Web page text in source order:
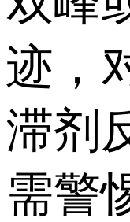
迹，
滞剂
需警